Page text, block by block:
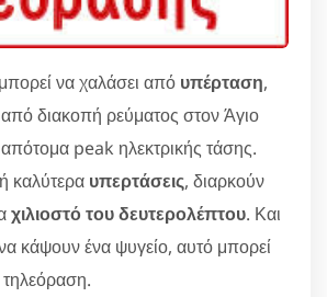
να χαλάσει από υπέρταση,
από διακοπή ρεύματος στον Άγιο
peak ηλεκτρικής τάσης.
καλύτερα υπερτάσεις, διαρκούν
χιλιοστό του δευτερολέπτου. Και
κάψουν ένα ψυγείο, αυτό μπορεί
τηλεόραση.